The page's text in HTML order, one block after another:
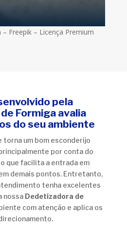
Freepik – Licença Premium
pela
Formiga avalia
do seu ambiente
torna um bom esconderijo
por conta do
que facilita a entrada em
demais pontos. Entretanto,
tenha excelentes
nossa Dedetizadora de
com atenção e aplica os